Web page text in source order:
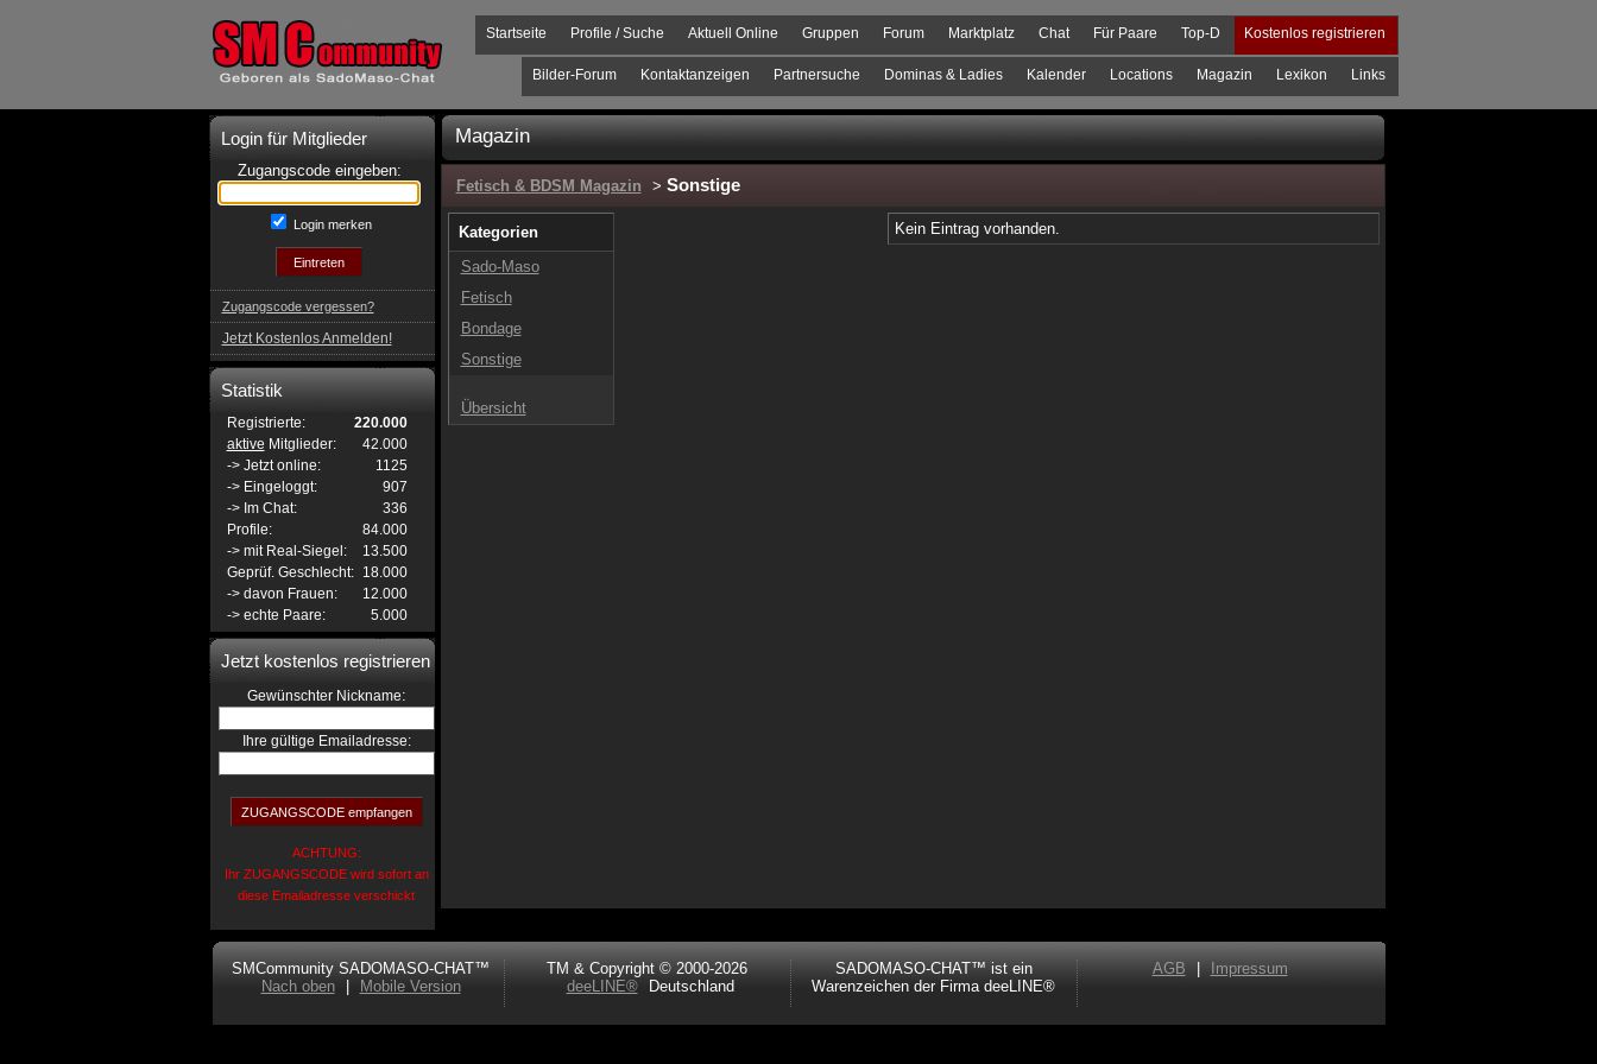
Kostenlos registrieren
Top-D
Für Paare
Chat
Marktplatz
Forum
Gruppen
Aktuell Online
Profile / Suche
Startseite
Links
Lexikon
Magazin
Locations
Kalender
Dominas & Ladies
Partnersuche
Kontaktanzeigen
Bilder-Forum
Login für Mitglieder
Zugangscode eingeben:
Login merken
Zugangscode vergessen?
Jetzt Kostenlos Anmelden!
Statistik
Registrierte:
220.000
aktive Mitglieder:
42.000
-> Jetzt online:
1125
-> Eingeloggt:
907
-> Im Chat:
336
Profile:
84.000
-> mit Real-Siegel:
13.500
Geprüf. Geschlecht:
18.000
-> davon Frauen:
12.000
-> echte Paare:
5.000
Jetzt kostenlos registrieren
Gewünschter Nickname:
Ihre gültige Emailadresse:
ACHTUNG:
Ihr ZUGANGSCODE wird sofort an
diese Emailadresse verschickt
Magazin
Fetisch & BDSM Magazin > Sonstige
Kategorien
Sado-Maso
Fetisch
Bondage
Sonstige
Übersicht
Kein Eintrag vorhanden.
SMCommunity SADOMASO-CHAT™
Nach oben
Mobile Version
TM & Copyright © 2000-2026
deeLINE®
Deutschland
SADOMASO-CHAT™ ist ein
Warenzeichen der Firma deeLINE®
AGB Impressum